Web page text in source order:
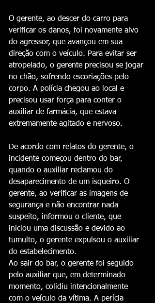
O gerente, ao descer do carro para
verificar os danos, foi novamente alvo
do agressor, que avançou em sua
direção com o veículo. Para evitar ser
atropelado, o gerente precisou se jogar
no chão, sofrendo escoriações pelo
corpo. A polícia chegou ao local e
precisou usar força para conter o
auxiliar de farmácia, que estava
extremamente agitado e nervoso.
De acordo com relatos do gerente, o
incidente começou dentro do bar,
quando o auxiliar reclamou do
desaparecimento de um isqueiro. O
gerente, ao verificar as imagens de
segurança e não encontrar nada
suspeito, informou o cliente, que
iniciou uma discussão e devido ao
tumulto, o gerente expulsou o auxiliar
do estabelecimento.
Ao sair do bar, o gerente foi seguido
pelo auxiliar que, em determinado
momento, colidiu intencionalmente
com o veículo da vítima. A perícia